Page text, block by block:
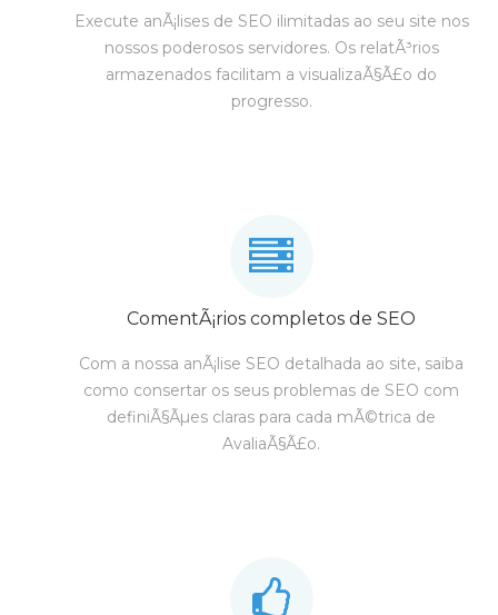
Execute anÃ¡lises de SEO ilimitadas ao seu site nos
nossos poderosos servidores. Os relatÃ³rios
armazenados facilitam a visualizaÃ§Ã£o do
progresso.
ComentÃ¡rios completos de SEO
Com a nossa anÃ¡lise SEO detalhada ao site, saiba
como consertar os seus problemas de SEO com
definiÃ§Ãµes claras para cada mÃ©trica de
AvaliaÃ§Ã£o.